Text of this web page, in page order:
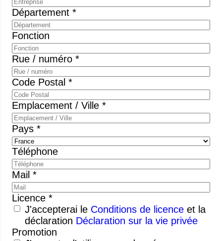
Département *
Fonction
Rue / numéro *
Code Postal *
Emplacement / Ville *
Pays *
Téléphone
Mail *
Licence *
J'accepterai le Conditions de licence et la
déclaration Déclaration sur la vie privée
Promotion